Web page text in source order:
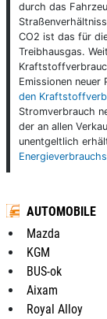
durch das
CO2 ist das für
Treibhausgas.
Emissionen neuer
den
Stromverbrauch
der an allen
unentgeltlich
AUTOMOBILE
Mazda
KGM
BUS-ok
Aixam
Royal Alloy